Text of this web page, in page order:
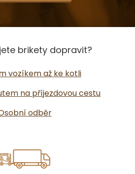
brikety dopravit?
vozíkem až ke kotli
na příjezdovou cestu
odběr